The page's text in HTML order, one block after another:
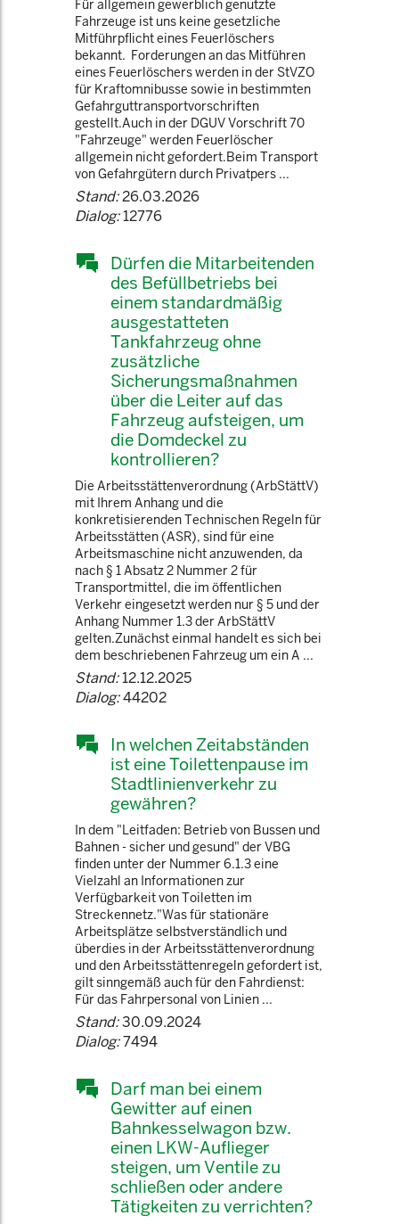
Für allgemein gewerblich genutzte
Fahrzeuge ist uns keine gesetzliche
Mitführpflicht eines Feuerlöschers
bekannt. Forderungen an das Mitführen
eines Feuerlöschers werden in der StVZO
für Kraftomnibusse sowie in bestimmten
Gefahrguttransportvorschriften
gestellt.Auch in der DGUV Vorschrift 70
"Fahrzeuge" werden Feuerlöscher
allgemein nicht gefordert.Beim Transport
von Gefahrgütern durch Privatpers ...
Stand:26.03.2026
Dialog:12776
Dürfen die Mitarbeitenden
des Befüllbetriebs bei
einem standardmäßig
ausgestatteten
Tankfahrzeug ohne
zusätzliche
Sicherungsmaßnahmen
über die Leiter auf das
Fahrzeug aufsteigen, um
die Domdeckel zu
kontrollieren?
Die Arbeitsstättenverordnung (ArbStättV)
mit Ihrem Anhang und die
konkretisierenden Technischen Regeln für
Arbeitsstätten (ASR), sind für eine
Arbeitsmaschine nicht anzuwenden, da
nach § 1 Absatz 2 Nummer 2 für
Transportmittel, die im öffentlichen
Verkehr eingesetzt werden nur § 5 und der
Anhang Nummer 1.3 der ArbStättV
gelten.Zunächst einmal handelt es sich bei
dem beschriebenen Fahrzeug um ein A ...
Stand:12.12.2025
Dialog:44202
In welchen Zeitabständen
ist eine Toilettenpause im
Stadtlinienverkehr zu
gewähren?
In dem "Leitfaden: Betrieb von Bussen und
Bahnen - sicher und gesund" der VBG
finden unter der Nummer 6.1.3 eine
Vielzahl an Informationen zur
Verfügbarkeit von Toiletten im
Streckennetz."Was für stationäre
Arbeitsplätze selbstverständlich und
überdies in der Arbeitsstättenverordnung
und den Arbeitsstättenregeln gefordert ist,
gilt sinngemäß auch für den Fahrdienst:
Für das Fahrpersonal von Linien ...
Stand:30.09.2024
Dialog:7494
Darf man bei einem
Gewitter auf einen
Bahnkesselwagon bzw.
einen LKW-Auflieger
steigen, um Ventile zu
schließen oder andere
Tätigkeiten zu verrichten?